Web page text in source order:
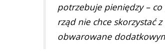
potrzebuje pieniędzy –
rząd nie chce skorzystać
obwarowane